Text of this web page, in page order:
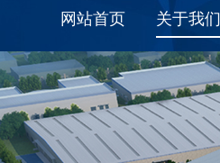
网站首页 关于我们